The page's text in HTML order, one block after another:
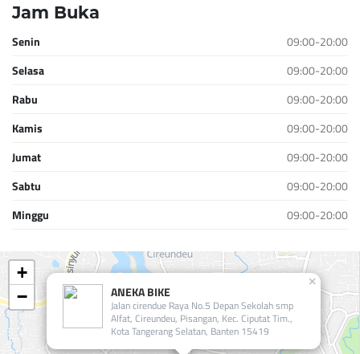
Jam Buka
Senin
09:00-20:00
Selasa
09:00-20:00
Rabu
09:00-20:00
Kamis
09:00-20:00
Jumat
09:00-20:00
Sabtu
09:00-20:00
Minggu
09:00-20:00
ANEKA BIKE
Jalan cirendue Raya No.5 Depan Sekolah smp
Alfat, Cireundeu, Pisangan, Kec. Ciputat Tim.,
Kota Tangerang Selatan, Banten 15419
×
+
−